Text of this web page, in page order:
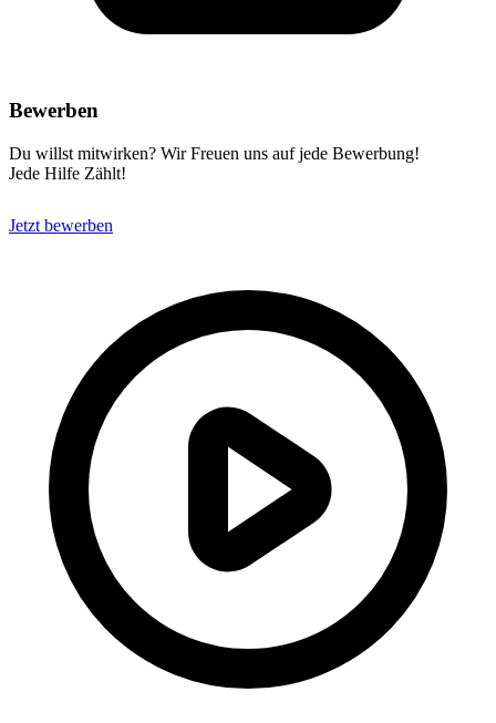
Bewerben
Du willst mitwirken? Wir Freuen uns auf jede Bewerbung!
Jede Hilfe Zählt!
Jetzt bewerben